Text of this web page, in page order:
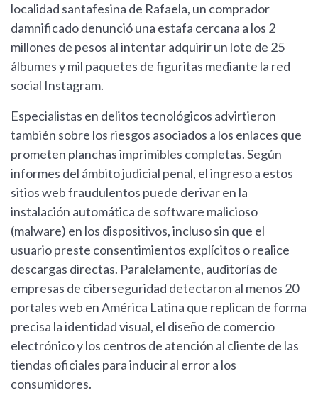
localidad santafesina de Rafaela, un comprador
damnificado denunció una estafa cercana a los 2
millones de pesos al intentar adquirir un lote de 25
álbumes y mil paquetes de figuritas mediante la red
social Instagram.
Especialistas en delitos tecnológicos advirtieron
también sobre los riesgos asociados a los enlaces que
prometen planchas imprimibles completas. Según
informes del ámbito judicial penal, el ingreso a estos
sitios web fraudulentos puede derivar en la
instalación automática de software malicioso
(malware) en los dispositivos, incluso sin que el
usuario preste consentimientos explícitos o realice
descargas directas. Paralelamente, auditorías de
empresas de ciberseguridad detectaron al menos 20
portales web en América Latina que replican de forma
precisa la identidad visual, el diseño de comercio
electrónico y los centros de atención al cliente de las
tiendas oficiales para inducir al error a los
consumidores.